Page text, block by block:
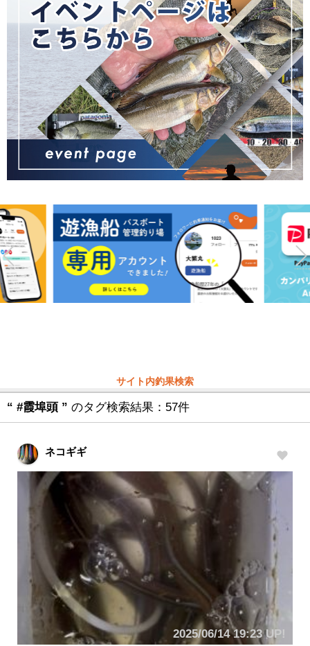
サイト内釣果検索
“ #霞埠頭 ” のタグ検索結果：57件
ネコギギ
2025/06/14 19:23 UP!